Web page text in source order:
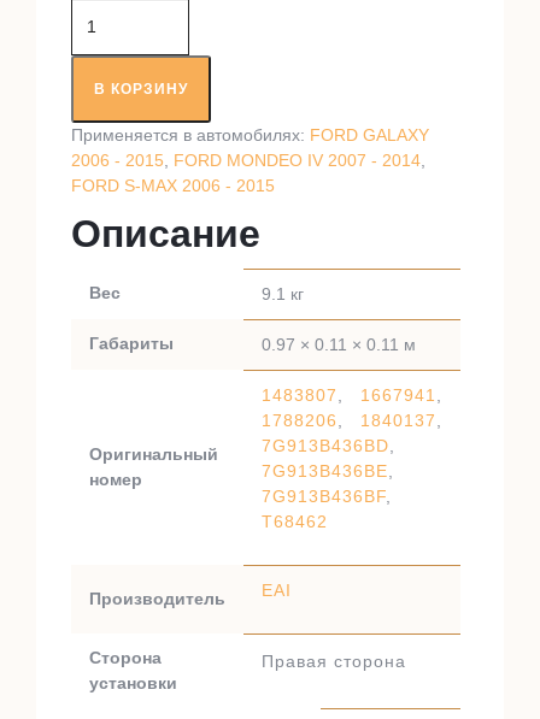
товара
Приводной
валВ КОРЗИНУ
Применяется в автомобилях: FORD GALAXY
2006 - 2015
FORD MONDEO IV 2007 - 2014
FORD S-MAX 2006 - 2015
Описание
Вес 9.1 кг
Габариты 0.97 × 0.11 × 0.11 м
Оригинальный
номер
1483807 1667941
1788206
1840137
7G913B436BD
7G913B436BE
7G913B436BF
T68462
Производитель EAI
Сторона
установки
Правая сторона